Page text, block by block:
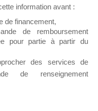
un message
information avant :
de financement,
de remboursement
pour partie à partir du
des services de
de renseignement